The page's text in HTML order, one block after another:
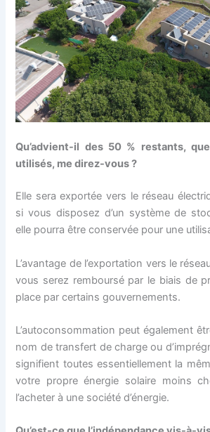
Qu’advient-il des 50 % restants,
utilisés, me direz-vous ?
Elle sera exportée vers le réseau
si vous disposez d’un système de
elle pourra être conservée pour une
L’avantage de l’exportation vers le
vous serez remboursé par le biais de
place par certains gouvernements.
L’autoconsommation peut également
nom de transfert de charge ou
signifient toutes essentiellement la
votre propre énergie solaire moins
l’acheter à une société d’énergie.